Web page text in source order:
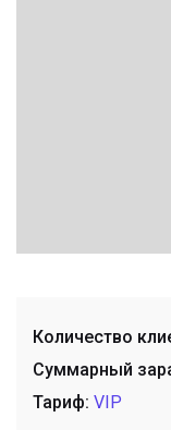
Количество
Суммарный
Тариф: VIP